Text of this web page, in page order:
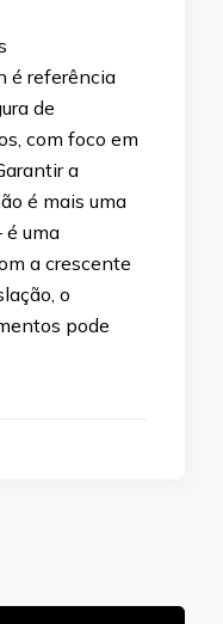
é referência
de
com foco em
a
é mais uma
uma
a crescente
o
pode